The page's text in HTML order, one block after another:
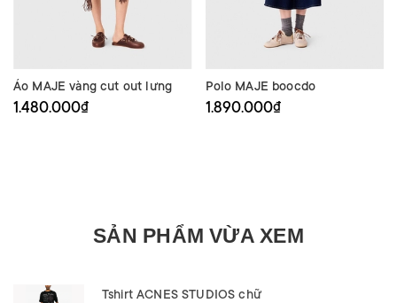
Áo MAJE vàng cut out lưng
1.480.000₫
Polo MAJE boocdo
1.890.000₫
SẢN PHẨM VỪA XEM
Tshirt ACNES STUDIOS chữ